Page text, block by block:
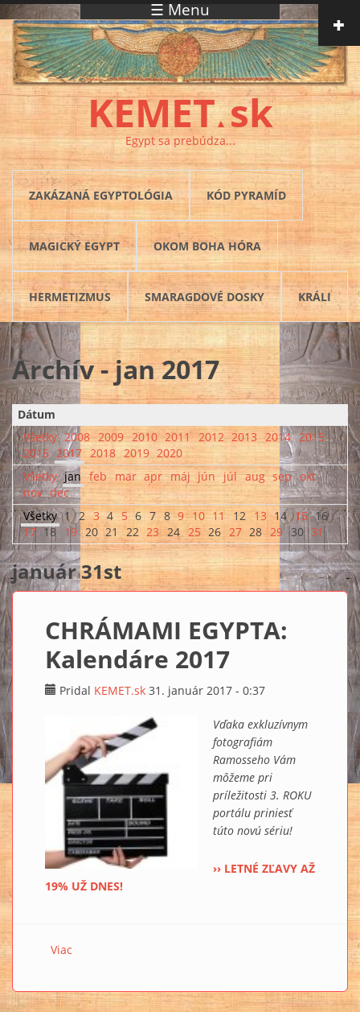
Skočiť na hlavný obsah ☰ Menu
KEMET▲ sk
Egypt sa prebúdza...
ZAKÁZANÁ EGYPTOLÓGIA KÓD PYRAMÍD
MAGICKÝ EGYPT OKOM BOHA HÓRA
HERMETIZMUS SMARAGDOVÉ DOSKY KRÁLI
Archív - jan 2017
Dátum
Všetky 2008 2009 2010 2011 2012 2013 2014 2015
2016 2017 2018 2019 2020
Všetky jan feb mar apr máj jún júl aug sep okt
nov dec
Všetky 1 2 3 4 5 6 7 8 9 10 11 12 13 14 15 16
17 18 19 20 21 22 23 24 25 26 27 28 29 30 31
január 31st
CHRÁMAMI EGYPTA:
Kalendáre 2017
Pridal KEMET.sk 31. január 2017 - 0:37
Vďaka exkluzívnym
fotografiám
Ramosseho Vám
môžeme pri
príležitosti 3. ROKU
portálu priniesť
túto novú sériu!
›› LETNÉ ZĽAVY AŽ
19% UŽ DNES!
Viac